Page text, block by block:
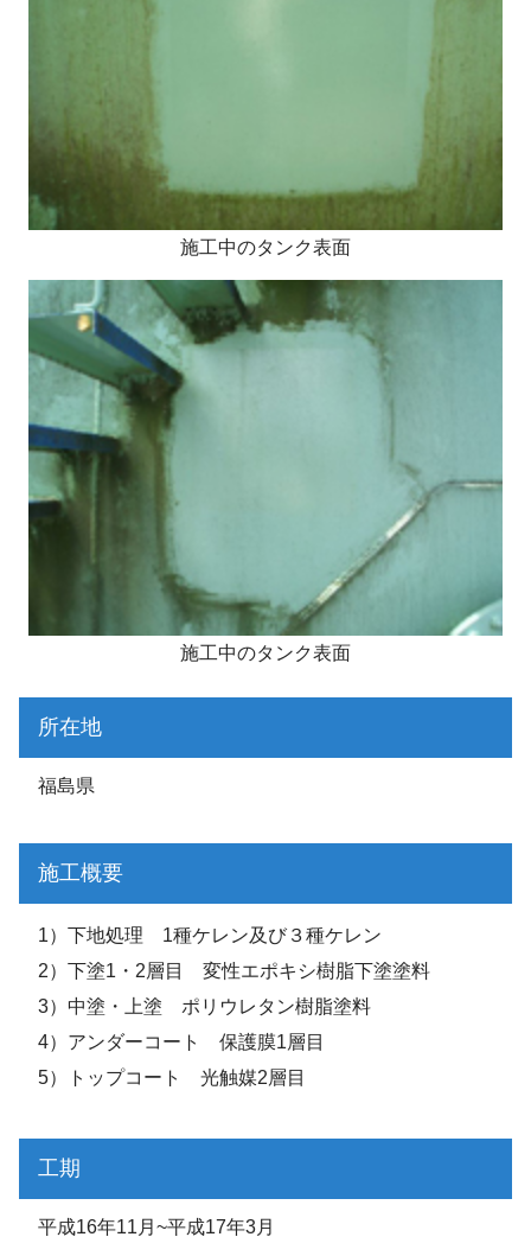
施工中のタンク表面
施工中のタンク表面
所在地
福島県
施工概要
1）下地処理 1種ケレン及び３種ケレン
2）下塗1・2層目 変性エポキシ樹脂下塗塗料
3）中塗・上塗 ポリウレタン樹脂塗料
4）アンダーコート 保護膜1層目
5）トップコート 光触媒2層目
工期
平成16年11月~平成17年3月